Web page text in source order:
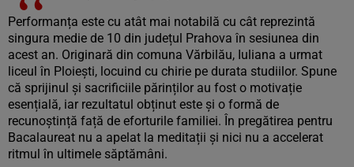
Performanța este cu atât mai notabilă cu cât reprezintă
singura medie de 10 din județul Prahova în sesiunea din
acest an. Originară din comuna Vărbilău, Iuliana a urmat
liceul în Ploiești, locuind cu chirie pe durata studiilor. Spune
că sprijinul și sacrificiile părinților au fost o motivație
esențială, iar rezultatul obținut este și o formă de
recunoștință față de eforturile familiei. În pregătirea pentru
Bacalaureat nu a apelat la meditații și nici nu a accelerat
ritmul în ultimele săptămâni.